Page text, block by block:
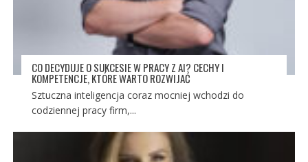
CO DECYDUJE O SUKCESIE W PRACY Z AI? CECHY I
KOMPETENCJE, KTÓRE WARTO ROZWIJAĆ
Sztuczna inteligencja coraz mocniej wchodzi do
codziennej pracy firm,...